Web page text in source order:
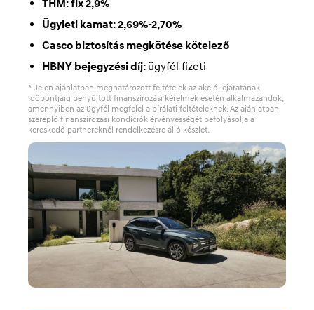
THM: fix 2,9%
Ügyleti kamat: 2,69%-2,70%
Casco biztosítás megkötése kötelező
HBNY bejegyzési díj: ügyfél fizeti
* Jelen ajánlatban meghatározott feltételek az akció lejáratának
időpontjáig benyújtott finanszírozási kérelmek esetén alkalmazandók,
amennyiben az ügyfél megfelel a bírálati feltételeknek. Az ajánlatban
szereplő finanszírozási kondíciók érvényességét befolyásolja a
kereskedő partnereknél rendelkezésre álló készlet.